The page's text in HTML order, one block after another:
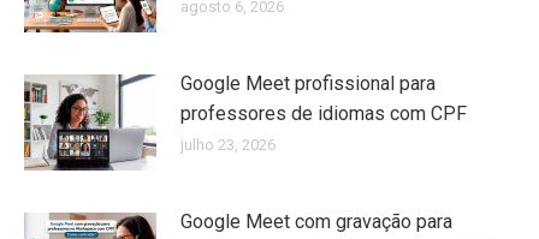
agosto 6, 2026
Google Meet profissional para
professores de idiomas com CPF
julho 23, 2026
Google Meet com gravação para